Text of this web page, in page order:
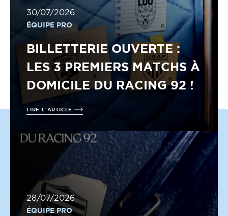
30/07/2026
ÉQUIPE PRO
BILLETTERIE OUVERTE :
LES 3 PREMIERS MATCHS À
DOMICILE DU RACING 92 !
LIRE L'ARTICLE
28/07/2026
ÉQUIPE PRO